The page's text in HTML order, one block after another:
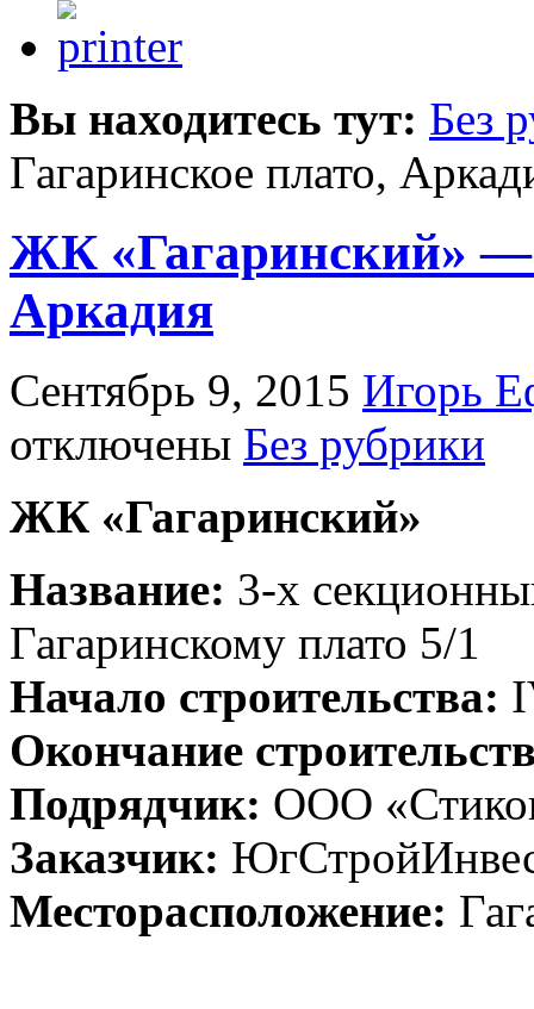
Вы находитесь тут: Без
Гагаринское плато,
ЖК «Гагаринский» —
Аркадия
Сентябрь 9, 2015 Игорь
отключены Без рубрики
ЖК «Гагаринский»
Название: 3-х
Гагаринскому плато 5/1
Начало строительства:
Окончание
Подрядчик: ООО
Заказчик:
Месторасположение: